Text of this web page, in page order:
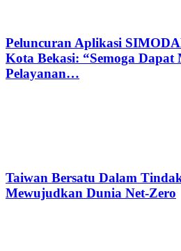
Peluncuran Aplikasi
Kota Bekasi: “Semoga Dapat
Pelayanan…
Taiwan Bersatu Dalam
Mewujudkan Dunia Net-Zero